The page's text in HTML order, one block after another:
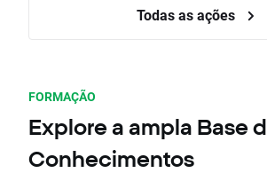
Todas as ações
FORMAÇÃO
Explore a ampla Base
Conhecimentos